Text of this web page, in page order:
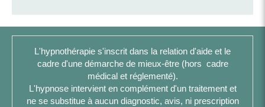
L'hypnothérapie s'inscrit dans la relation d'aide et le
cadre d'une démarche de mieux-être (hors cadre
médical et réglementé).
L'hypnose intervient en complément d'un traitement et
ne se substitue à aucun diagnostic, avis, ni prescription